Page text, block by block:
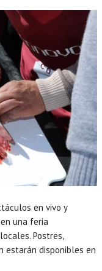
en vivo y
una feria
Postres,
estarán disponibles en